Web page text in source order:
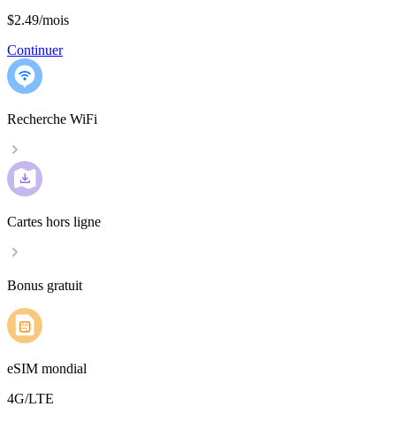
$2.49/mois
Continuer
Recherche WiFi
Cartes hors ligne
Bonus gratuit
eSIM mondial
4G/LTE